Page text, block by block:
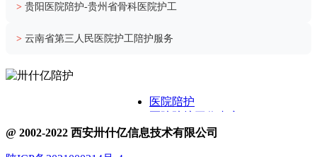
> 贵阳医院陪护-贵州省骨科医院护工
> 云南省第三人民医院护工陪护服务
医院陪护
关于卅什亿
@ 2002-2022 西安卅什亿信息技术有限公司